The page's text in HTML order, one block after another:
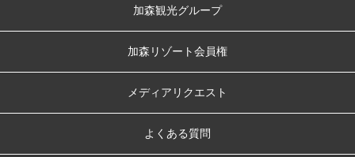
加森観光グループ
加森リゾート会員権
メディアリクエスト
よくある質問